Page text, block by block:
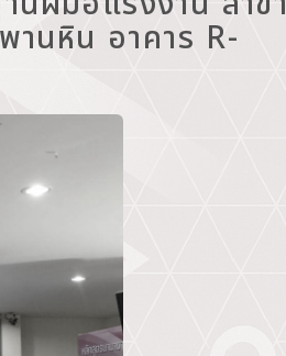
นหิน อาคาร R-